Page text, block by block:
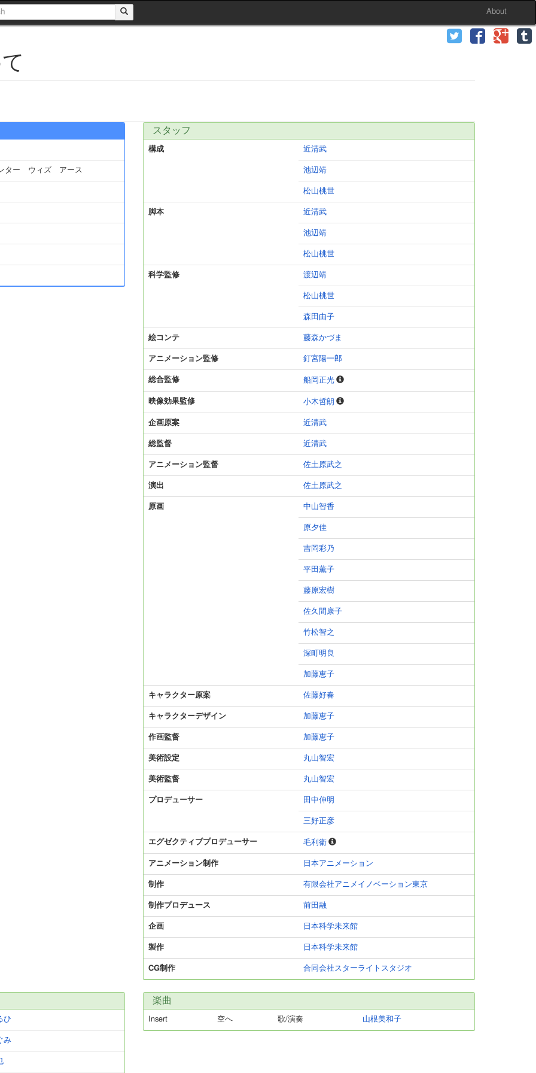
About
ター ウィズ アース
スタッフ
構成 近清武
池辺靖
松山桃世
脚本 近清武
池辺靖
松山桃世
科学監修 渡辺靖
松山桃世
森田由子
絵コンテ 藤森かづま
アニメーション監修 釘宮陽一郎
総合監修 船岡正光
映像効果監修 小木哲朗
企画原案 近清武
総監督 近清武
アニメーション監督 佐土原武之
演出 佐土原武之
原画 中山智香
原夕佳
吉岡彩乃
平田薫子
藤原宏樹
佐久間康子
竹松智之
深町明良
加藤恵子
キャラクター原案 佐藤好春
キャラクターデザイン 加藤恵子
作画監督 加藤恵子
美術設定 丸山智宏
美術監督 丸山智宏
プロデューサー 田中伸明
三好正彦
エグゼクティブプロデューサー 毛利衛
アニメーション制作 日本アニメーション
制作 有限会社アニメイノベーション東京
制作プロデュース 前田融
企画 日本科学未来館
製作 日本科学未来館
CG制作 合同会社スターライトスタジオ
ひ
み
楽曲
Insert 空へ 歌/演奏 山根美和子